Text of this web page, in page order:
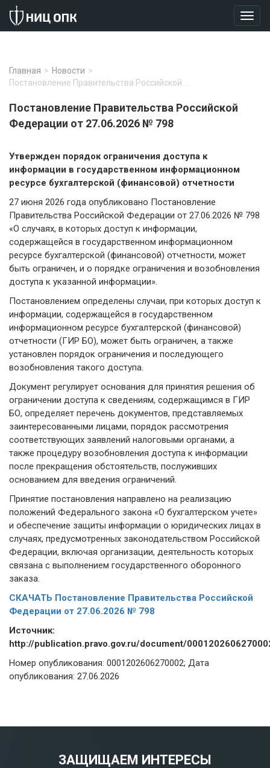
Главная > Новости >
Постановление Правительства Российской …
Постановление Правительства Российской
Федерации от 27.06.2026 № 798
Утвержден порядок ограничения доступа к
информации в государственном информационном
ресурсе бухгалтерской (финансовой) отчетности
27 июня 2026 года опубликовано Постановление
Правительства Российской Федерации от 27.06.2026 № 798
«О случаях, в которых доступ к информации,
содержащейся в государственном информационном
ресурсе бухгалтерской (финансовой) отчетности, может
быть ограничен, и о порядке ограничения и возобновления
доступа к указанной информации».
Постановлением определены случаи, при которых доступ к
информации, содержащейся в государственном
информационном ресурсе бухгалтерской (финансовой)
отчетности (ГИР БО), может быть ограничен, а также
установлен порядок ограничения и последующего
возобновления такого доступа.
Документ регулирует основания для принятия решения об
ограничении доступа к сведениям, содержащимся в ГИР
БО, определяет перечень документов, представляемых
заинтересованными лицами, порядок рассмотрения
соответствующих заявлений налоговыми органами, а
также процедуру возобновления доступа к информации
после прекращения обстоятельств, послуживших
основанием для введения ограничений.
Принятие постановления направлено на реализацию
положений Федерального закона «О бухгалтерском учете»
и обеспечение защиты информации о юридических лицах в
случаях, предусмотренных законодательством Российской
Федерации, включая организации, деятельность которых
связана с выполнением государственного оборонного
заказа.
СКАЧАТЬ Постановление Правительства Российской
Федерации от 27.06.2026 № 798
Источник:
http://publication.pravo.gov.ru/document/
Номер опубликования: 0001202606270002; Дата
опубликования: 27.06.2026
ЗАЩИЩАЕМ ИНТЕРЕСЫ